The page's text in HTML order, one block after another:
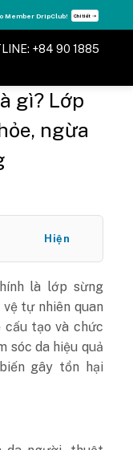
Member DripClub! Chi tiết ➝
+84 90 1885
gì? Lớp
ngừa
Hiện
là lớp sừng
vệ tự nhiên quan
cấu tạo và chức
sóc da hiệu quả
gây tổn hại